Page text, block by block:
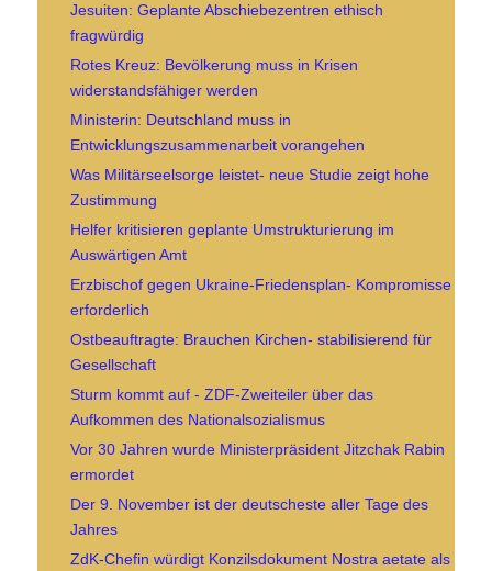
Jesuiten: Geplante Abschiebezentren ethisch
fragwürdig
Rotes Kreuz: Bevölkerung muss in Krisen
widerstandsfähiger werden
Ministerin: Deutschland muss in
Entwicklungszusammenarbeit vorangehen
Was Militärseelsorge leistet- neue Studie zeigt hohe
Zustimmung
Helfer kritisieren geplante Umstrukturierung im
Auswärtigen Amt
Erzbischof gegen Ukraine-Friedensplan- Kompromisse
erforderlich
Ostbeauftragte: Brauchen Kirchen- stabilisierend für
Gesellschaft
Sturm kommt auf - ZDF-Zweiteiler über das
Aufkommen des Nationalsozialismus
Vor 30 Jahren wurde Ministerpräsident Jitzchak Rabin
ermordet
Der 9. November ist der deutscheste aller Tage des
Jahres
ZdK-Chefin würdigt Konzilsdokument Nostra aetate als